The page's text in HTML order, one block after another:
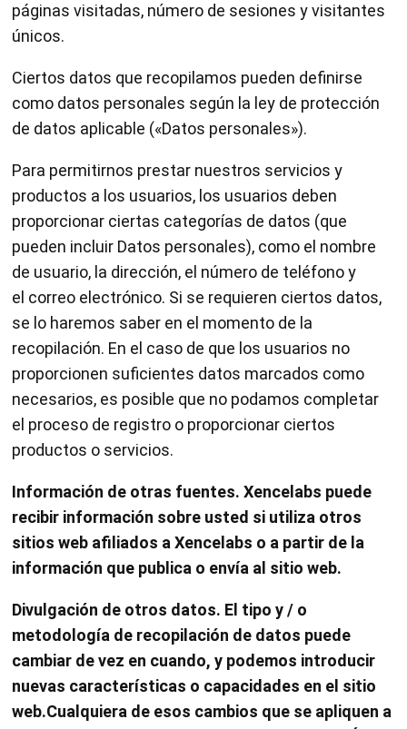
páginas visitadas, número de sesiones y visitantes
únicos.
Ciertos datos que recopilamos pueden definirse
como datos personales según la ley de protección
de datos aplicable («Datos personales»).
Para permitirnos prestar nuestros servicios y
productos a los usuarios, los usuarios deben
proporcionar ciertas categorías de datos (que
pueden incluir Datos personales), como el nombre
de usuario, la dirección, el número de teléfono y
el correo electrónico. Si se requieren ciertos datos,
se lo haremos saber en el momento de la
recopilación. En el caso de que los usuarios no
proporcionen suficientes datos marcados como
necesarios, es posible que no podamos completar
el proceso de registro o proporcionar ciertos
productos o servicios.
Información de otras fuentes. Xencelabs puede
recibir información sobre usted si utiliza otros
sitios web afiliados a Xencelabs o a partir de la
información que publica o envía al sitio web.
Divulgación de otros datos. El tipo y / o
metodología de recopilación de datos puede
cambiar de vez en cuando, y podemos introducir
nuevas características o capacidades en el sitio
web.Cualquiera de esos cambios que se apliquen a